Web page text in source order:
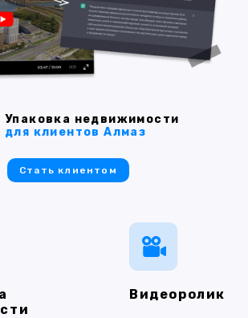
Видеоролик
Упаковка недвижимости
для клиентов Алмаз
Стать клиентом